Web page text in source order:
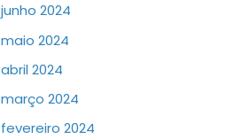
junho 2024
maio 2024
abril 2024
março 2024
fevereiro 2024